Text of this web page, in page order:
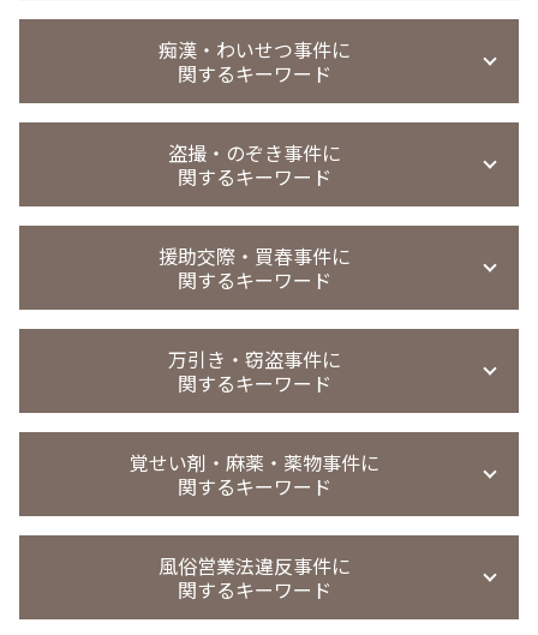
傷害事件 当たり屋
暴行事件 懲役
会社 暴行事件 被害届
傷害事件 時効
傷害事件 慰謝料 相場 全治1週間
暴行事件 示談金
暴行事件 被害届 流れ
傷害事件 慰謝料
傷害事件 示談金
暴行罪 警察 動かない
精神的苦痛 傷害罪
暴行 傷害 違い
過失傷害 傷害 違い
暴行事件 慰謝料請求
暴行事件 不起訴
恐喝 弁護士 相談
恐喝事件 示談金
恐喝事件 起訴
恐喝 認めない
恐喝事件 裁判
恐喝事件 無罪
恐喝事件 少年
恐喝事件 判決
恐喝事件 執行猶予
恐喝未遂 刑罰
恐喝罪 強盗罪
恐喝事件
恐喝事件 懲役
恐喝罪 構成要件
痴漢・わいせつ事件に
関するキーワード
強制わいせつ 微罪処分
強制わいせつ 示談 不起訴
迷惑行為防止条例違反 罰則
強制 わいせつ 時効
不同意性交等罪 証拠
強制わいせつ罪 示談金
迷惑行為防止条例違反 少年事件
強制わいせつ 示談
迷惑行為防止条例違反 強制わいせつ
強制わいせつ 示談金
強制わいせつ 罰則
迷惑行為防止条例違反 家庭裁判所 処分
強制わいせつ 罰条
強制わいせつ罪 法律
強制わいせつ 不起訴
強制わいせつ どこから
迷惑行為防止条例違反 被害届取下げ
強制わいせつ 証拠ない
盗撮・のぞき事件に
関するキーワード
盗撮 罰金刑 相場
盗撮 懲戒解雇
覗き 罰則
盗撮 微罪処分
盗撮 懲戒処分
無実 弁護士
盗撮 示談金 相場
盗撮 弁護士 相談
撮影罪 初犯
援助交際・買春事件に
関するキーワード
買春防止法 条例
買春 懲戒解雇
買春 事件
パパ活 逮捕
買春 時効
援助 交際 事件
児童 買春 弁護士 相談
万引き・窃盗事件に
関するキーワード
窃盗事件 起訴までの日数
窃盗事件 共謀
窃盗事件 示談
窃盗事件 時効
覚せい剤・麻薬・薬物事件に
関するキーワード
覚醒剤取締法違反 量刑
麻薬取締法違反 罰則
風俗営業法違反事件に
関するキーワード